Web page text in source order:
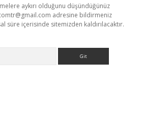
aykırı olduğunu düşündüğünüz
adresine bildirmeniz
süre içerisinde sitemizden kaldırılacaktır.